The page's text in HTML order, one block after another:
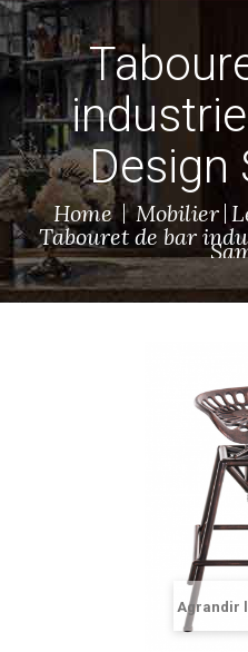
Design
Home Mobilier
Tabouret de bar
Agrandir